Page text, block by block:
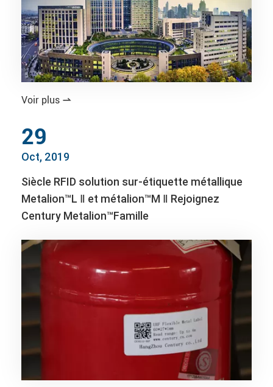
Voir plus 
29
Oct, 2019
Siècle RFID solution sur-étiquette métallique
Metalion™L Ⅱ et métalion™M Ⅱ Rejoignez
Century Metalion™Famille